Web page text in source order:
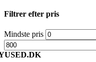
Filtrer efter pris
Mindste pris